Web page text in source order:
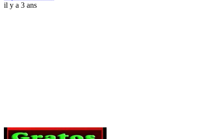
il y a 3 ans